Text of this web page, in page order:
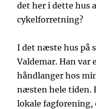
det her i dette hus
cykelforretning?
I det næste hus på
Valdemar. Han var
håndlanger hos
næsten hele tiden.
lokale fagforening,